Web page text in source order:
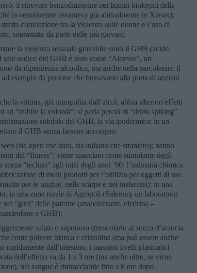
il ritrovare benzodiazepine nei liquidi biologici della
la ventiduenne assumeva già abitualmente lo Xanax);
correlazione tra la violenza sulle donne e l’uso di
soprattutto da parte delle più giovani;
la violenza sessuale giovanile sono il GHB (acido
sodico del GHB è noto come “Alcover”, un
da dipendenza alcoolica, ma anche nella narcolessia; il
esempio da persone che bussavano alla porta di anziani
la vittima, già intorpidita dall’alcol, abbia ulteriori effetti
ad “inibire la volontà”; si parla perciò di “drink spiking”
subdola del GHB, la via ipodermica: in un
il GHB senza farsene accorgere;
(sia open che dark, sia italiano che straniero); hanno
del “fitness”: viene spacciato come stimolante degli
“techno” agli inizi degli anni ’90; l’industria chimica
di molti prodotti per l’edilizia per oggetti di uso
per le unghie, nelle scarpe e nei materassi); in una
in una zona rurale di Agropoli (Salerno), un laboratorio
nel “giro” delle palestre (anabolizzanti, efedrina –
e GHB);
salato o saponoso (mescolarlo al succo d’arancia
come polvere bianca e cristallina (ma può essere anche
rapidamente dall’intestino, i massimi livelli plasmatici
dell’effetto va da 1 a 3 ore (ma anche oltre, se viene
nel sangue è rintracciabile fino a 8 ore dopo